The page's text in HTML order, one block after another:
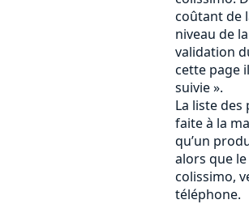
coûtant de
niveau de
validation
cette page
suivie ».
La liste
faite à la
qu’un
alors que
colissimo,
téléphone.